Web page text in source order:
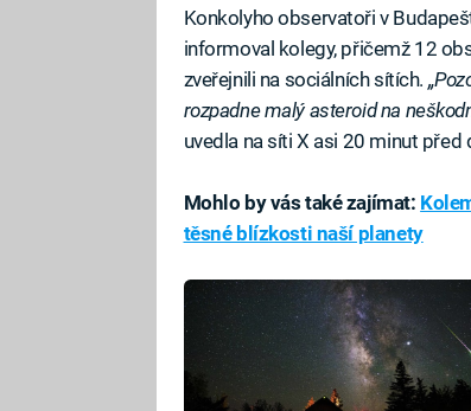
Konkolyho observatoři v
informoval kolegy, přičemž 12
zveřejnili na sociálních sítích.
rozpadne malý asteroid na
uvedla na síti X asi 20 minut
Mohlo by vás také zajímat:
těsné blízkosti naší planety